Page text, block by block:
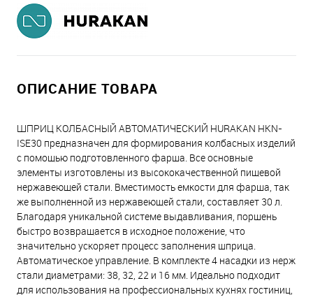
ОПИСАНИЕ ТОВАРА
ШПРИЦ КОЛБАСНЫЙ АВТОМАТИЧЕСКИЙ HURAKAN HKN-
ISE30 предназначен для формирования колбасных изделий
с помощью подготовленного фарша. Все основные
элементы изготовлены из высококачественной пищевой
нержавеющей стали. Вместимость емкости для фарша, так
же выполненной из нержавеющей стали, составляет 30 л.
Благодаря уникальной системе выдавливания, поршень
быстро возвращается в исходное положение, что
значительно ускоряет процесс заполнения шприца.
Автоматическое управление. В комплекте 4 насадки из нерж
стали диаметрами: 38, 32, 22 и 16 мм. Идеально подходит
для использования на профессиональных кухнях гостиниц,